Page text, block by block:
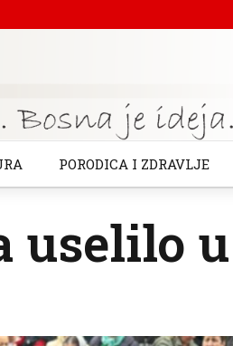
PORODICA I ZDRAVLJE
uselilo u